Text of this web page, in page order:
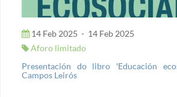
14 Feb 2025 - 14 Feb 2025
Aforo limitado
Presentación do libro 'Educación
Campos Leirós